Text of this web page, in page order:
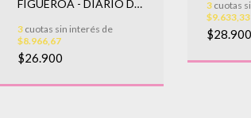
FIGUEROA - DIARIO DE
3 cuotas sin interés de
$8.966,67
$26.900
3cuotas
$9.633,33
$28.900